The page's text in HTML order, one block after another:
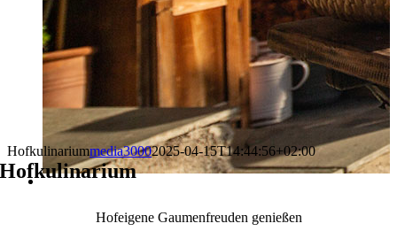
Hofkulinariummedia30002025-04-15T14:44:56+02:00
Hofkulinarium
Hofeigene Gaumenfreuden genießen